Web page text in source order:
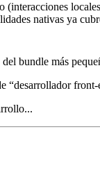
(interacciones
nativas ya
bundle más
“desarrollador front-